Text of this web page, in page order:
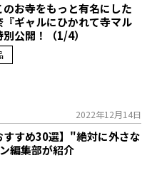
のお寺をもっと有名にした
『ギャルにひかれて寺マル
公開！（1/4）
2022年12月14日
すすめ30選】"絶対に外さな
編集部が紹介